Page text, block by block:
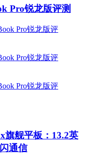
Pro锐龙版评测
旗舰平板：13.2英
通信